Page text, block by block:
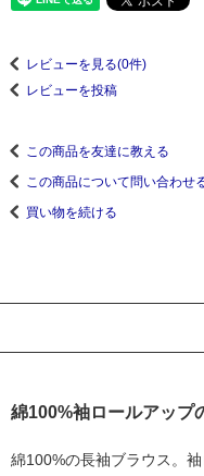
レビューを見る(0件)
レビューを投稿
この商品を友達に教える
この商品について問い合わせ
買い物を続ける
綿100%袖ロールアップ
綿100%の長袖ブラウス。